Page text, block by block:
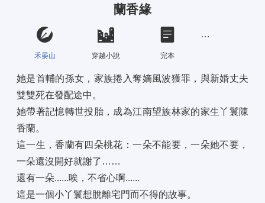
蘭香緣
禾晏山 穿越小說 完本
她是首輔的孫女，家族捲入奪嫡風波獲罪，與新婚丈夫
雙雙死在發配途中。
她帶著記憶轉世投胎，成為江南望族林家的家生丫鬟陳
香蘭。
這一生，香蘭有四朵桃花：一朵不能要，一朵她不要，
一朵還沒開好就謝了……
還有一朵......唉，不省心啊......
這是一個小丫鬟想脫離宅門而不得的故事。